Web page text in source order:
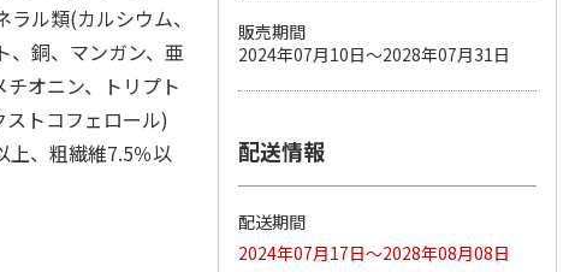
品 カムカ
ルコーン
銀のスプーン パウ
チ 健康に育つ子ね
ペット線香 虹のか
なた フルーティフ
ローラルの香り
590円
(送料別・税込)
100円
(送料別・税込)
ル類(カルシウム、
、銅、マンガン、亜
オニン、トリプト
トコフェロール)
上、粗繊維7.5％以
販売期間
2024年07月10日～2028年07月31日
配送情報
配送期間
2024年07月17日～2028年08月08日